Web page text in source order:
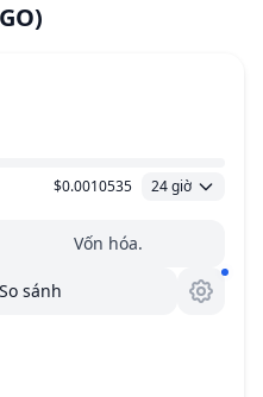
$0.0010535 24 giờ
Vốn hóa.
So sánh